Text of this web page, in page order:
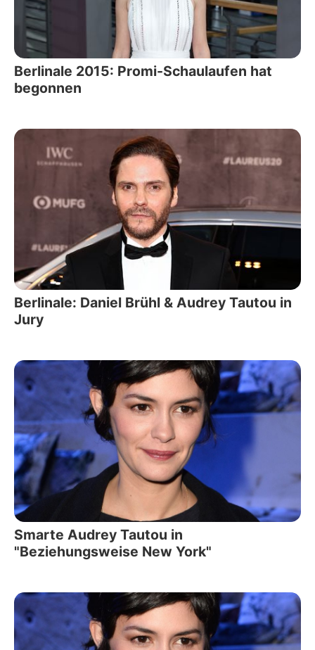
Berlinale 2015: Promi-Schaulaufen hat
begonnen
Berlinale: Daniel Brühl & Audrey Tautou in
Jury
Smarte Audrey Tautou in
"Beziehungsweise New York"